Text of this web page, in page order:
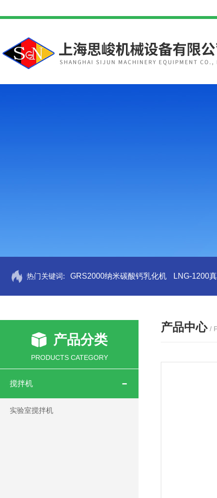
热门关键词: GRS2000纳米碳酸钙乳化机 LNG-1200
产品分类
PRODUCTS CATEGORY
搅拌机
实验室搅拌机
产品中心 /